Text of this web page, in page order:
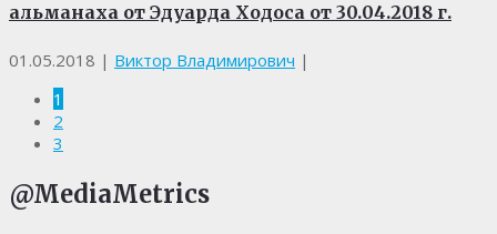
альманаха от Эдуарда Ходоса от 30.04.2018 г.
01.05.2018 | Виктор Владимирович |
1
2
3
@MediaMetrics